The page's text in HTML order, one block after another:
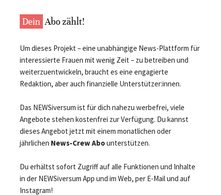
Dein Abo zählt!
Um dieses Projekt – eine unabhängige News-Plattform für
interessierte Frauen mit wenig Zeit – zu betreiben und
weiterzuentwickeln, braucht es eine engagierte
Redaktion, aber auch finanzielle Unterstützer:innen.
Das NEWSiversum ist für dich nahezu werbefrei, viele
Angebote stehen kostenfrei zur Verfügung. Du kannst
dieses Angebot jetzt mit einem monatlichen oder
jährlichen News-Crew Abounterstützen.
Du erhältst sofort Zugriff auf alle Funktionen und Inhalte
in der NEWSiversum App und im Web, per E-Mail und auf
Instagram!